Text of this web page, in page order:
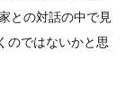
との対話の中で見
のではないかと思